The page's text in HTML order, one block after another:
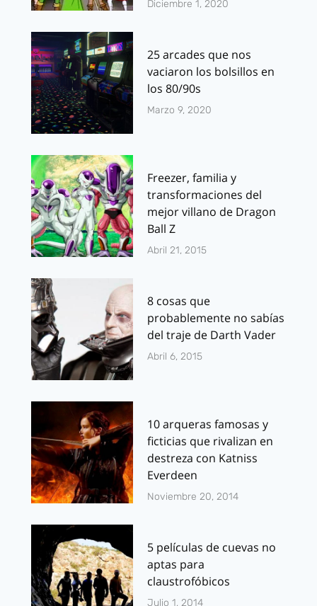
Diciembre 1, 2020
25 arcades que nos
vaciaron los bolsillos en
los 80/90s
Marzo 9, 2020
Freezer, familia y
transformaciones del
mejor villano de Dragon
Ball Z
Abril 21, 2015
8 cosas que
probablemente no sabías
del traje de Darth Vader
Abril 6, 2015
10 arqueras famosas y
ficticias que rivalizan en
destreza con Katniss
Everdeen
Noviembre 20, 2014
5 películas de cuevas no
aptas para
claustrofóbicos
Julio 1, 2014